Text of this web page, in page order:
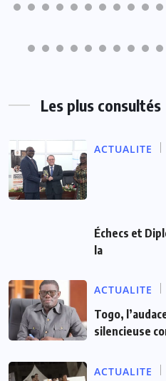
Les plus consultés
ACTUALITE
Échecs et
la
ACTUALITE
Togo,
silencieuse
ACTUALITE